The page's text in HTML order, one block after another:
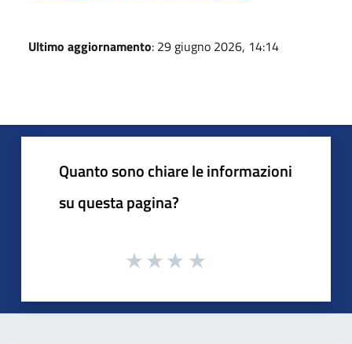
Ultimo aggiornamento: 29 giugno 2026, 14:14
Quanto sono chiare le informazioni
su questa pagina?